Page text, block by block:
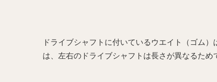
ドライブシャフトに付いているウエイト（ゴム
は、左右のドライブシャフトは長さが異なるため